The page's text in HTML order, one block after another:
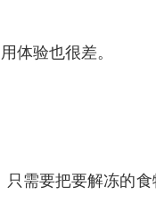
体验也很差。
需要把要解冻的